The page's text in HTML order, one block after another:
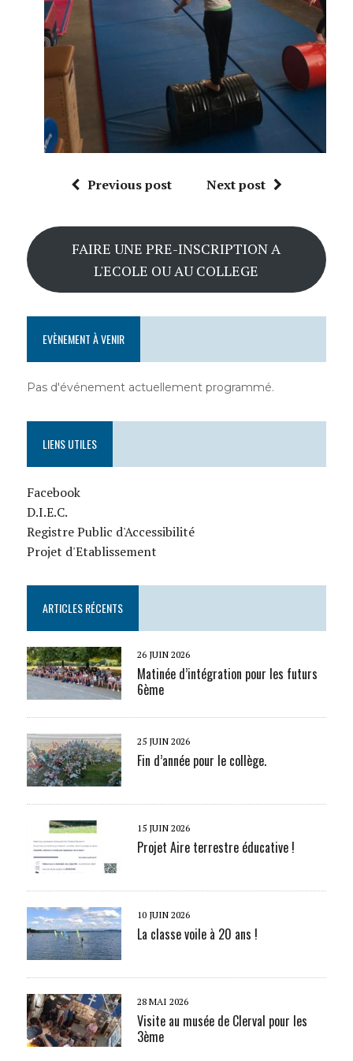
Previous post Next post
FAIRE UNE PRE-INSCRIPTION A
L'ECOLE OU AU COLLEGE
EVÈNEMENT À VENIR
Pas d'événement actuellement programmé.
LIENS UTILES
Facebook
D.I.E.C.
Registre Public d'Accessibilité
Projet d'Etablissement
ARTICLES RÉCENTS
26 JUIN 2026
Matinée d’intégration pour les futurs
6ème
25 JUIN 2026
Fin d’année pour le collège.
15 JUIN 2026
Projet Aire terrestre éducative !
10 JUIN 2026
La classe voile à 20 ans !
28 MAI 2026
Visite au musée de Clerval pour les
3ème